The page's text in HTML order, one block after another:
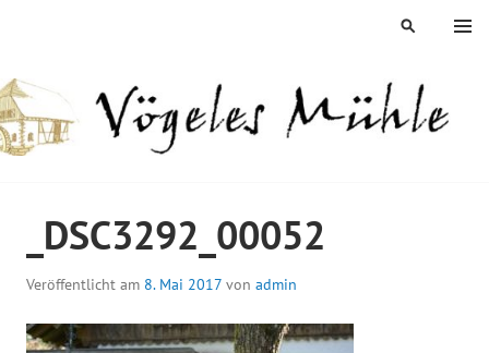
MENÜ
SUCHEN
_DSC3292_00052
Veröffentlicht am 8. Mai 2017 von admin